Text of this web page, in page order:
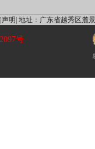
明| 地址：广东省越秀区麓
号